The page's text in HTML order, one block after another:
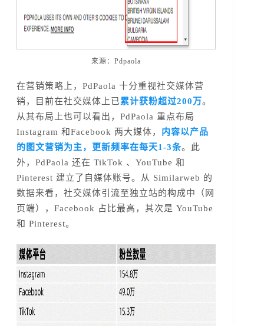
来源：Pdpaola
在营销策略上，PdPaola 十分重视社交媒体营
销，目前在社交媒体上已累计获粉超过200万。
从其布局上也可以看出，PdPaola 重点布局
Instagram 和Facebook 两大媒体， 内容以产品
的图文营销为主，更新频率在每天1-3条。此
外，PdPaola 还在 TikTok 、YouTube 和
Pinterest 建立了自媒体账号。从 Similarweb 的
数据来看，社交媒体引流至独立站的构成中（网
页端），Facebook 占比最高，其次是 YouTube
和 Pinterest。